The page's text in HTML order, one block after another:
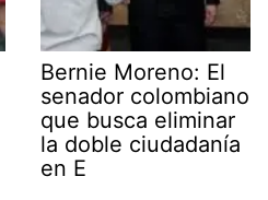
Bernie Moreno: El
senador colombiano
que busca eliminar
la doble ciudadanía
en E